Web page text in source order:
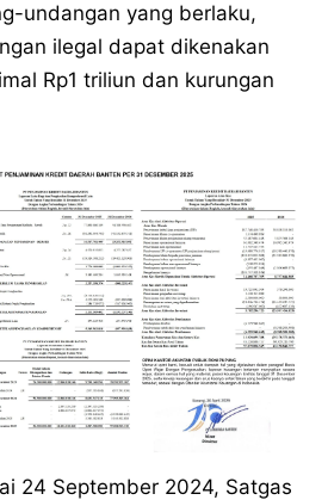
undangan yang berlaku,
ilegal dapat dikenakan
Rp1 triliun dan kurungan
24 September 2024, Satgas